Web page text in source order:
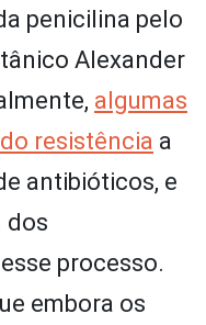
penicilina pelo
Alexander
algumas
resistência a
antibióticos, e
dos
processo.
embora os